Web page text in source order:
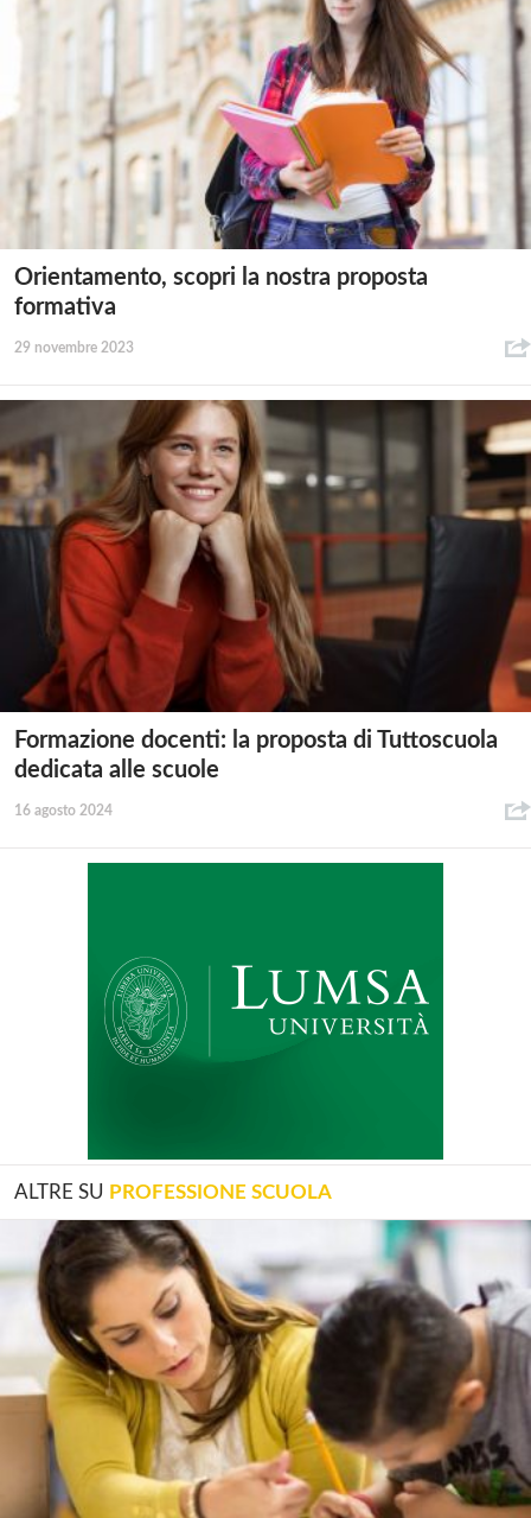
Orientamento, scopri la nostra proposta
formativa
29 novembre 2023
Formazione docenti: la proposta di Tuttoscuola
dedicata alle scuole
16 agosto 2024
ALTRE SU PROFESSIONE SCUOLA